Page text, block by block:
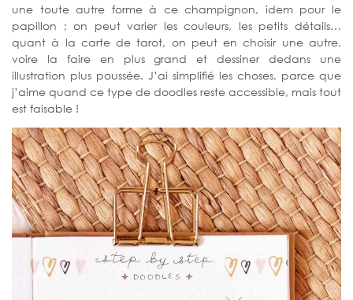
une toute autre forme à ce champignon, idem pour le
papillon ; on peut varier les couleurs, les petits détails…
quant à la carte de tarot, on peut en choisir une autre,
voire la faire en plus grand et dessiner dedans une
illustration plus poussée. J’ai simplifié les choses, parce que
j’aime quand ce type de doodles reste accessible, mais tout
est faisable !